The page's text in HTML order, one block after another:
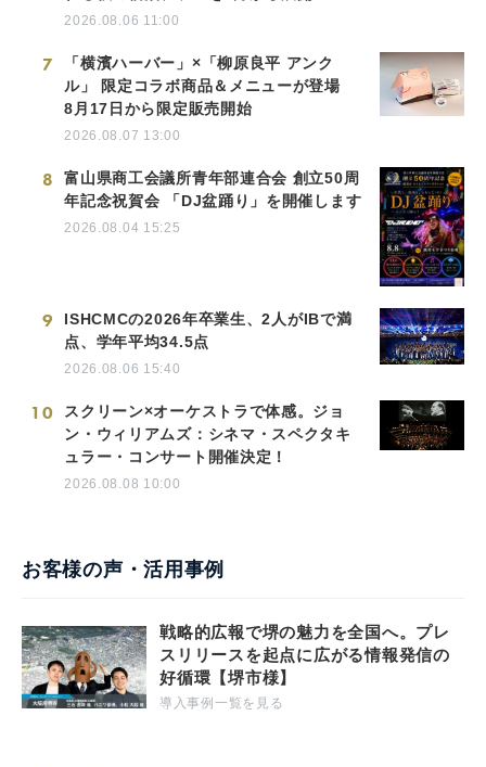
2026.08.06 11:00
7
「横濱ハーバー」×「柳原良平 アンク
ル」 限定コラボ商品＆メニューが登場
8月17日から限定販売開始
2026.08.07 13:00
8
富山県商工会議所青年部連合会 創立50周
年記念祝賀会 「DJ盆踊り」を開催します
2026.08.04 15:25
9
ISHCMCの2026年卒業生、2人がIBで満
点、学年平均34.5点
2026.08.06 15:40
10
スクリーン×オーケストラで体感。ジョ
ン・ウィリアムズ：シネマ・スペクタキ
ュラー・コンサート開催決定！
2026.08.08 10:00
お客様の声・活用事例
戦略的広報で堺の魅力を全国へ。プレ
スリリースを起点に広がる情報発信の
好循環【堺市様】
導入事例一覧を見る